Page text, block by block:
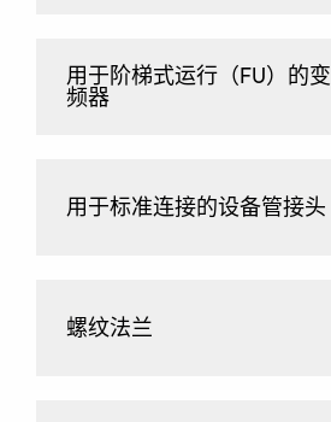
用于阶梯式运行（FU）的变
频器
用于标准连接的设备管接头
螺纹法兰